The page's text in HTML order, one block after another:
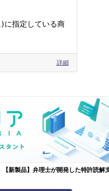
に指定している商
詳細
【新製品】弁理士が開発した特許読解